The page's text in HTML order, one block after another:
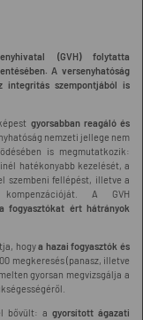
(GVH) folytatta
A versenyhatóság
integritás szempontjából is
gyorsabban reagáló és
nemzeti jellege nem
is megmutatkozik:
hatékonyabb kezelését, a
szembeni fellépést, illetve a
A GVH
fogyasztókat ért hátrányok
hogya hazai fogyasztók és
megkeresés (panasz, illetve
gyorsan megvizsgálja a
bővült: a gyorsított ágazati